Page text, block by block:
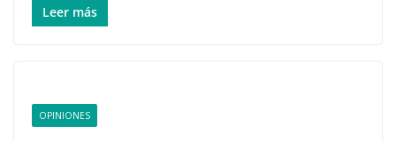
Leer más
OPINIONES